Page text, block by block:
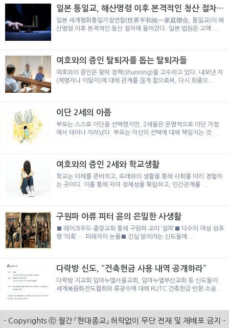
일본 통일교, 해산명령 이후 본격적인 청산 절차
돌입
일본 세계평화통일가정연합(世界平和統一家庭聯合, 통일교)이 해
산명령 이후 본격적인 청산 절차에 들어갔다. 일본 법원은 고액 ...
여호와의 증인 탈퇴자를 돕는 탈퇴자들
여호와의 증인은 왕따 정책(shunning)을 고수하고 있다. 내보낸 자
(제명자나 이탈자)에 대해 관계를 끊게 함으로써, 다시 회중으...
이단 2세의 아픔
부모는 스스로 이단을 선택했지만, 2세들은 운명적으로 이단 가정
에서 태어나 자라났다. 부모는 자신의 선택에 대해 책임지는 것...
여호와의 증인 2세와 학교생활
학교는 미래를 준비하고, 또래와의 생활을 통해 사회를 미리 경험하
는 곳이다. 이를 통해 자아 정체성을 확립하고, 인간관계를 ...
구원파 아류 피터 윤의 은밀한 사생활
■ 레이크우드 중앙교회 통해 구원파 교리 ‘설파’■ 다수의 여성 성추
행 ‘의혹’ … 피해자의 눈물■ 진실 밝히려는 신도들에...
다락방 신도, “건축헌금 사용 내역 공개하라”
다락방 지교회 임마누엘서울교회, 임마누엘부산교회 등 신도들이
세계복음화전도협회와 류광수에 대해 RUTC 건축헌금 반환 소송...
- Copyrights ⓒ 월간 「현대종교」 허락없이 무단 전재 및 재배포 금지 -